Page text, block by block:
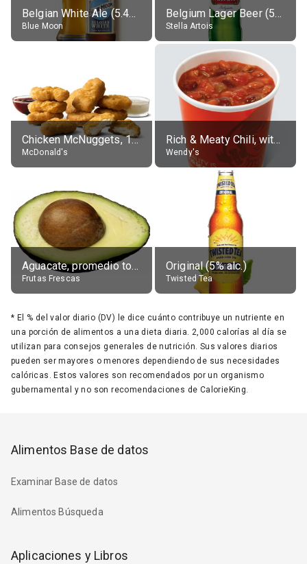
Belgian White Ale (5.4% alc.)
Blue Moon
Belgium Lager Beer (5% alc.)
Stella Artois
Chicken McNuggets, 10 pieces, without sauce
McDonald's
Rich & Meaty Chili, without toppings, large
Wendy's
Aguacate, promedio todos variedades, crudo
Frutas Frescas
Original (5% alc.)
Twisted Tea
* El % del valor diario (DV) le dice cuánto contribuye un nutriente en
una porción de alimentos a una dieta diaria. 2,000 calorías al día se
utilizan para consejos generales de nutrición. Sus valores diarios
pueden ser mayores o menores dependiendo de sus necesidades
calóricas. Estos valores son recomendados por un organismo
gubernamental y no son recomendaciones de CalorieKing.
Alimentos Base de datos
Examinar Base de datos
Alimentos Búsqueda
Aplicaciones y Libros